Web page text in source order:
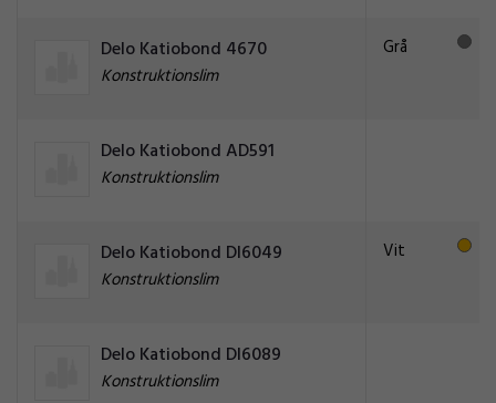
Delo Katiobond 4670
Konstruktionslim
Grå
Delo Katiobond AD591
Konstruktionslim
Delo Katiobond DI6049
Konstruktionslim
Vit
Delo Katiobond DI6089
Konstruktionslim